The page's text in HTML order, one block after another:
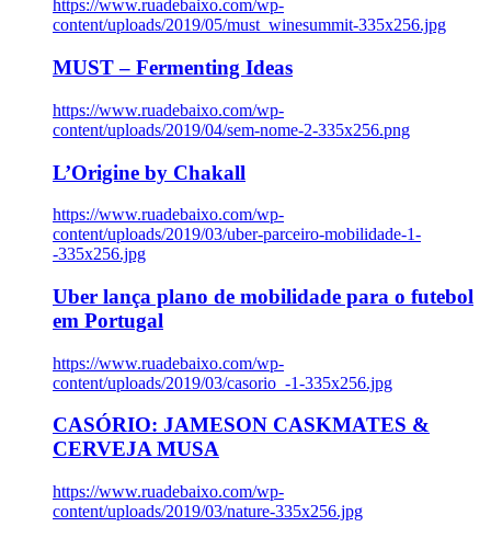
https://www.ruadebaixo.com/wp-
content/uploads/2019/05/must_winesummit-335x256.jpg
MUST – Fermenting Ideas
https://www.ruadebaixo.com/wp-
content/uploads/2019/04/sem-nome-2-335x256.png
L’Origine by Chakall
https://www.ruadebaixo.com/wp-
content/uploads/2019/03/uber-parceiro-mobilidade-1-
-335x256.jpg
Uber lança plano de mobilidade para o futebol
em Portugal
https://www.ruadebaixo.com/wp-
content/uploads/2019/03/casorio_-1-335x256.jpg
CASÓRIO: JAMESON CASKMATES &
CERVEJA MUSA
https://www.ruadebaixo.com/wp-
content/uploads/2019/03/nature-335x256.jpg